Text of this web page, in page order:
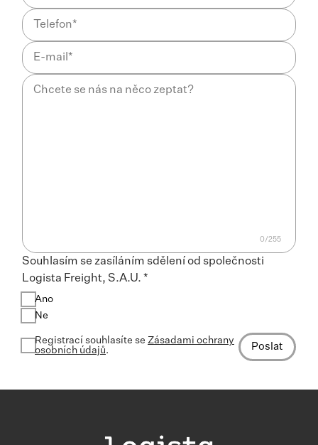
Souhlasím se zasíláním sdělení od společnosti
Logista Freight, S.A.U. *
Ano
Ne
Registrací souhlasíte se Zásadami ochrany
osobních údajů. Poslat